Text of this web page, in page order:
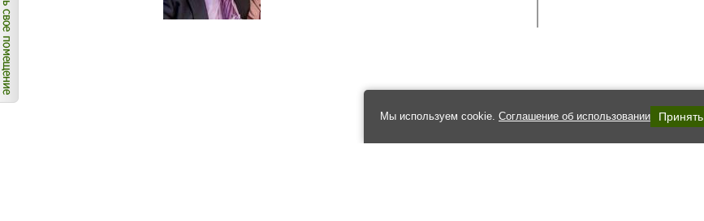
Мы используем cookie. Соглашение об использовании Принять